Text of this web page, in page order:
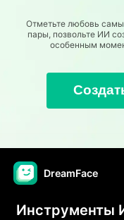
Отметьте любовь
пары, позвольте ИИ
особенным
DreamFace
Инструменты